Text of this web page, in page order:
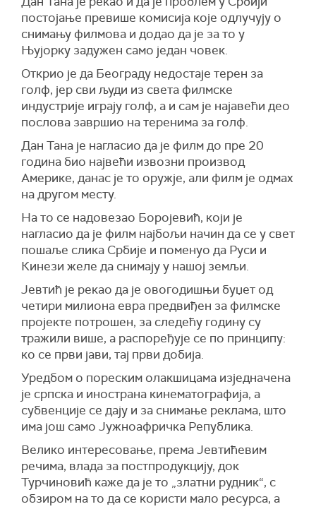
постојање превише комисија које одлучују о
снимању филмова и додао да је за то у
Њујорку задужен само један човек.
Открио је да Београду недостаје терен за
голф, јер сви људи из света филмске
индустрије играју голф, а и сам је најавећи део
послова завршио на теренима за голф.
Дан Тана је нагласио да је филм до пре 20
година био највећи извозни производ
Америке, данас је то оружје, али филм је одмах
на другом месту.
На то се надовезао Боројевић, који је
нагласио да је филм најбољи начин да се у свет
пошаље слика Србије и поменуо да Руси и
Кинези желе да снимају у нашој земљи.
Јевтић је рекао да је овогодишњи буџет од
четири милиона евра предвиђен за филмске
пројекте потрошен, за следећу годину су
тражили више, а распоређује се по принципу:
ко се први јави, тај први добија.
Уредбом о пореским олакшицама изједначена
је српска и инострана кинематографија, а
субвенције се дају и за снимање реклама, што
има још само Јужноафричка Република.
Велико интересовање, према Јевтићевим
речима, влада за постпродукцију, док
Турчиновић каже да је то „златни рудник“, с
обзиром на то да се користи мало ресурса, а